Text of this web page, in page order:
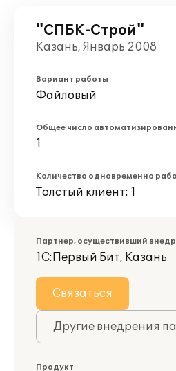
"СПБК-Строй"
Казань, Январь 2008
Вариант работы
Файловый
Общее число
1
Количество одновременно
Толстый клиент: 1
Партнер, осуществивший
1С:Первый Бит, Казань
Связаться
Другие внедрения
Продукт